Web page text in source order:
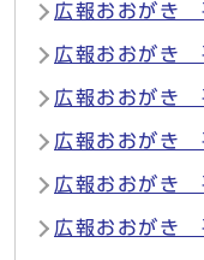
広報おおがき
広報おおがき
広報おおがき
広報おおがき
広報おおがき
広報おおがき